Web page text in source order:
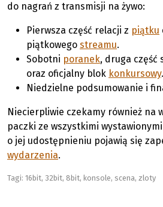
do nagrań z transmisji na żywo:
Pierwsza część relacji z piątku
piątkowego streamu.
Sobotni poranek, druga część
oraz oficjalny blok konkursowy.
Niedzielne podsumowanie i
Niecierpliwie czekamy również na
paczki ze wszystkimi
o jej udostępnieniu pojawią się
wydarzenia.
Tagi: 16bit, 32bit, 8bit, konsole, scena, zloty